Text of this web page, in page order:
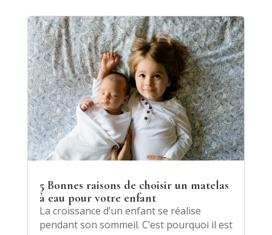
5 Bonnes raisons de choisir un matelas
à eau pour votre enfant
La croissance d’un enfant se réalise
pendant son sommeil. C’est pourquoi il est